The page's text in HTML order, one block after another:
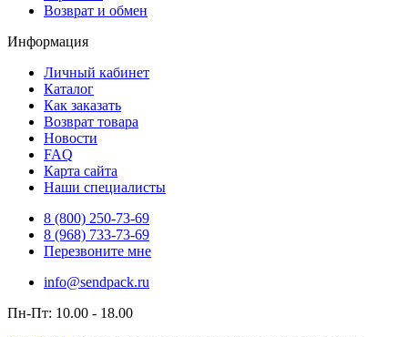
Возврат и обмен
Информация
Личный кабинет
Каталог
Как заказать
Возврат товара
Новости
FAQ
Карта сайта
Наши специалисты
8 (800) 250-73-69
8 (968) 733-73-69
Перезвоните мне
info@sendpack.ru
Пн-Пт: 10.00 - 18.00